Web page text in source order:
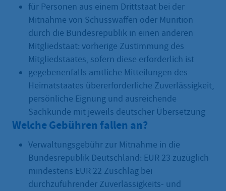
für Personen aus einem Drittstaat bei der
Mitnahme von Schusswaffen oder Munition
durch die Bundesrepublik in einen anderen
Mitgliedstaat: vorherige Zustimmung des
Mitgliedstaates, sofern diese erforderlich ist
gegebenenfalls amtliche Mitteilungen des
Heimatstaates übererforderliche Zuverlässigkeit,
persönliche Eignung und ausreichende
Sachkunde mit jeweils deutscher Übersetzung
Welche Gebühren fallen an?
Verwaltungsgebühr zur Mitnahme in die
Bundesrepublik Deutschland: EUR 23 zuzüglich
mindestens EUR 22 Zuschlag bei
durchzuführender Zuverlässigkeits- und